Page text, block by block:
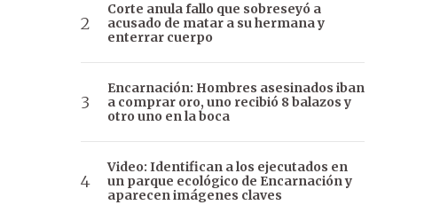
Corte anula fallo que sobreseyó a
acusado de matar a su hermana y
enterrar cuerpo
Encarnación: Hombres asesinados iban
a comprar oro, uno recibió 8 balazos y
otro uno en la boca
Video: Identifican a los ejecutados en
un parque ecológico de Encarnación y
aparecen imágenes claves